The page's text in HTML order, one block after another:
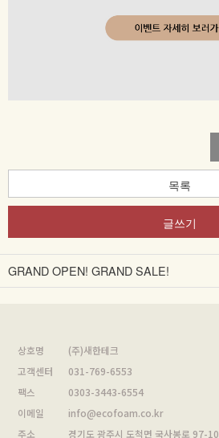
목록
글쓰기
GRAND OPEN! GRAND SALE!
상호명
(주)새한테크
고객센터
031-769-6553
팩스
0303-3443-6554
이메일
info@ecofoam.co.kr
주소
경기도 광주시 도척면 국사봉로 97-10